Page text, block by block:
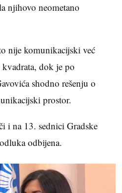
njihovo neometano
nije komunikacijski već
dok je po
shodno rešenju o
prostor.
i na 13. sednici Gradske
odbijena.